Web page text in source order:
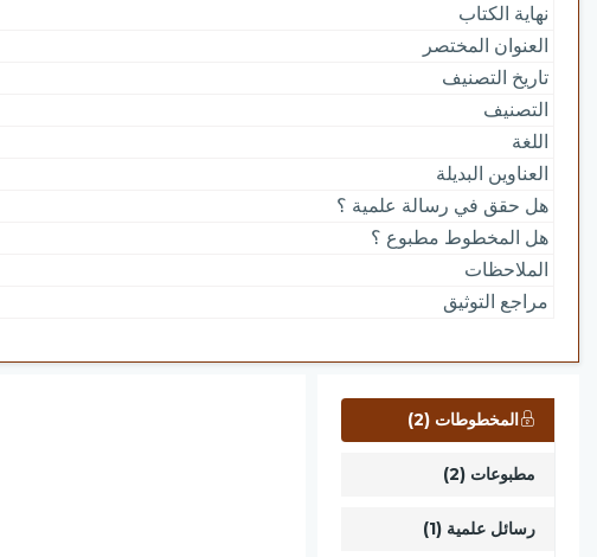
نهاية الكتاب
العنوان المختصر
تاريخ التصنيف
التصنيف
اللغة
العناوين البديلة
هل حقق في رسالة علمية ؟
هل المخطوط مطبوع ؟
الملاحظات
مراجع التوثيق
المخطوطات (2)
مطبوعات (2)
رسائل علمية (1)